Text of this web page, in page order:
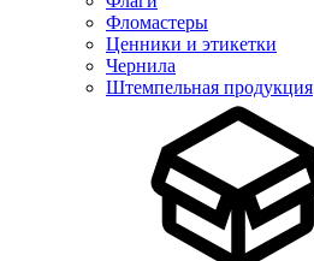
Фломастеры
Ценники и этикетки
Чернила
Штемпельная продукция